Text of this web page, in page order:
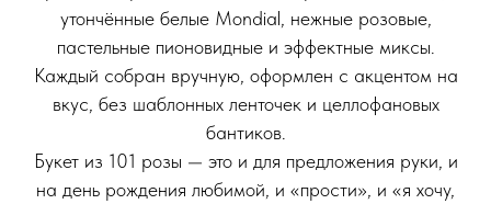
утончённые белые Mondial, нежные розовые,
пастельные пионовидные и эффектные миксы.
Каждый собран вручную, оформлен с акцентом на
вкус, без шаблонных ленточек и целлофановых
бантиков.
Букет из 101 розы — это и для предложения руки, и
на день рождения любимой, и «прости», и «я хочу,